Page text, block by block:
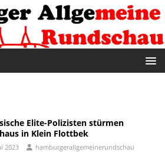
Elite-Polizisten stürmen
in Klein Flottbek
2023 hamburgerallgemeinerundschau